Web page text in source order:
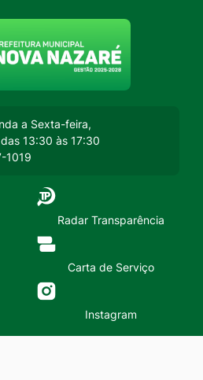
principal
a Sexta-feira,
13:30 às 17:30
1019
Radar Transparência
Carta de Serviço
Instagram